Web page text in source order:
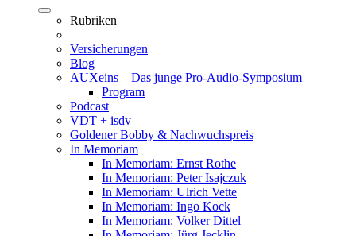
Rubriken
Versicherungen
Blog
AUXeins – Das junge Pro-Audio-Symposium
Program
Podcast
VDT + isdv
Goldener Bobby & Nachwuchspreis
In Memoriam
In Memoriam: Ernst Rothe
In Memoriam: Peter Isajczuk
In Memoriam: Ulrich Vette
In Memoriam: Ingo Kock
In Memoriam: Volker Dittel